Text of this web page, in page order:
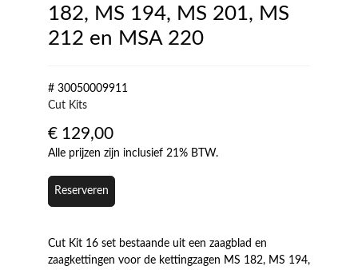
182, MS 194, MS 201, MS
212 en MSA 220
# 30050009911
Cut Kits
€ 129,00
Alle prijzen zijn inclusief 21% BTW.
Reserveren
Cut Kit 16 set bestaande uit een zaagblad en
zaagkettingen voor de kettingzagen MS 182, MS 194,